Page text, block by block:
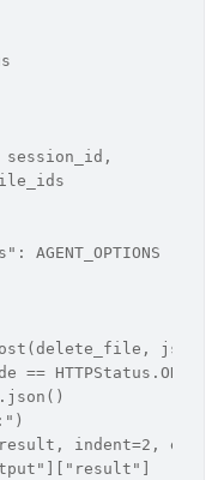
HTTPStatus.OK:
indent=2,